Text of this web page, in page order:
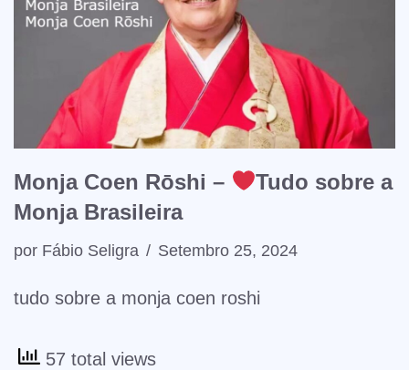
Monja Coen Rōshi –
Tudo sobre a
Monja Brasileira
por Fábio Seligra Setembro 25, 2024
tudo sobre a monja coen roshi
57 total views